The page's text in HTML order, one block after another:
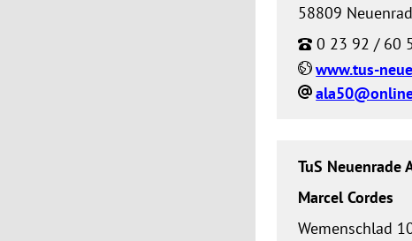
www.tus-
58809
0 23 92 / 60
TuS Neuenrade
Wemenschlad
Marcel Cordes